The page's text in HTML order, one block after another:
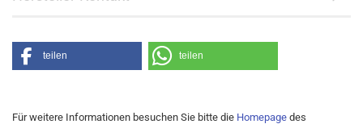
teilen teilen
Für weitere Informationen besuchen Sie bitte die Homepage des